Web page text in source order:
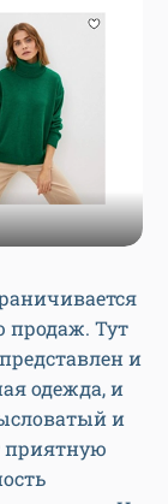
продаж. Тут
и
одежда, и
и
приятную